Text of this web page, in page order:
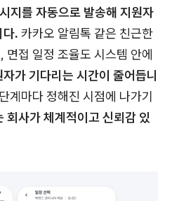
지를 자동으로 발송해 지원자
다. 카카오 알림톡 같은 친근한
면접 일정 조율도 시스템 안에
자가 기다리는 시간이 줄어듭니
계마다 정해진 시점에 나가기
회사가 체계적이고 신뢰감 있